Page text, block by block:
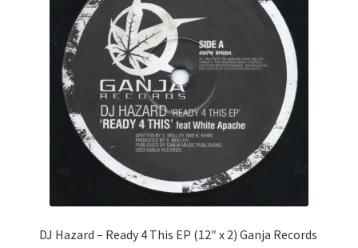
DJ Hazard ‎– Ready 4 This EP (12″ x 2) Ganja Records ‎